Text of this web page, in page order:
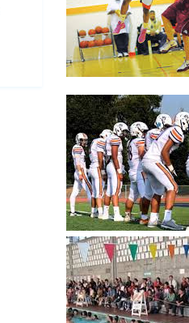
submenu